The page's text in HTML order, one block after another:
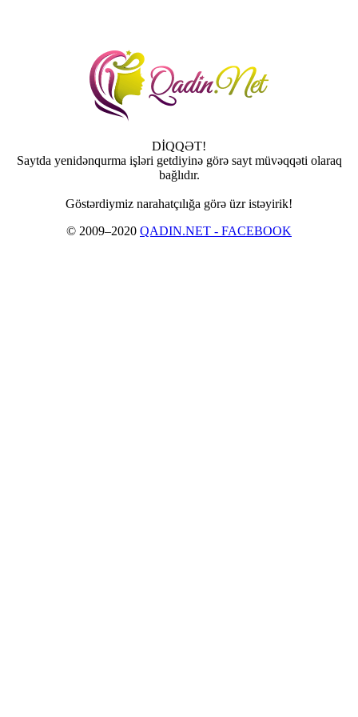
DİQQƏT!
Saytda yenidənqurma işləri getdiyinə görə sayt müvəqqəti olaraq
bağlıdır.
Göstərdiymiz narahatçılığa görə üzr istəyirik!
© 2009–2020 QADIN.NET - FACEBOOK